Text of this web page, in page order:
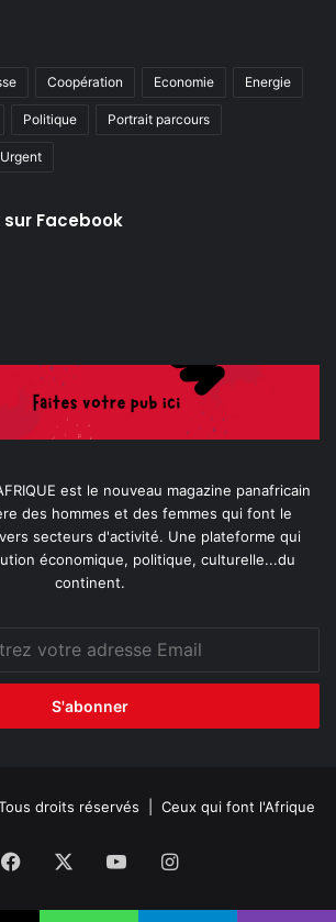
Coopération Economie Energie
Politique Portrait parcours
Urgent
Facebook
est le nouveau magazine panafricain
des hommes et des femmes qui font le
secteurs d'activité. Une plateforme qui
économique, politique, culturelle...du
continent.
droits réservés | Ceux qui font l'Afrique
Facebook YouTubeInstagram